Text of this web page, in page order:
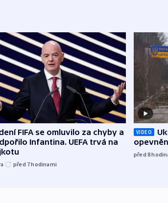
FIFA se omluvilo za chyby a
Infantina. UEFA trvá na
před 7hodinami
VIDEO
před 8